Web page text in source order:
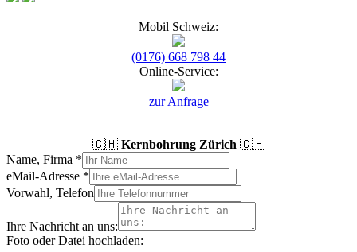
Mobil Schweiz:
(0176) 668 798 44
Online-Service:
zur Anfrage
🇨🇭 Kernbohrung Zürich 🇨🇭
Name, Firma *
eMail-Adresse *
Vorwahl, Telefon
Ihre Nachricht an uns:
Foto oder Datei hochladen: